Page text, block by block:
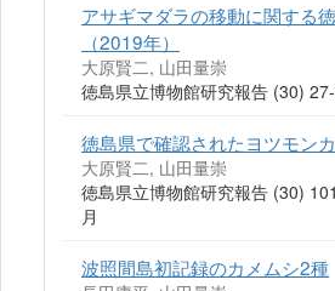
アサギマダラの移動に関する
（2019年）
大原賢二, 山田量崇
徳島県立博物館研究報告 (30)
徳島県で確認されたヨツモン
大原賢二, 山田量崇
徳島県立博物館研究報告 (30)
月
波照間島初記録のカメムシ2種